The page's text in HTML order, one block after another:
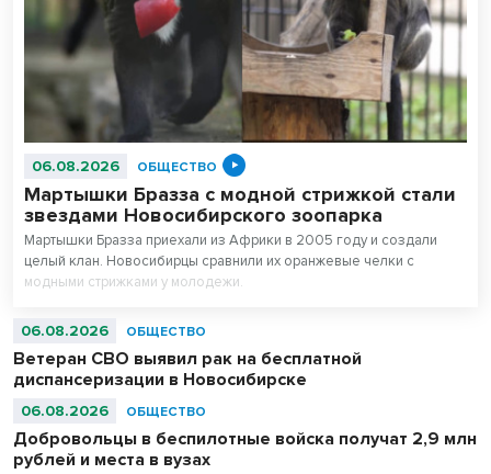
06.08.2026 ОБЩЕСТВО
Мартышки Бразза с модной стрижкой стали
звездами Новосибирского зоопарка
Мартышки Бразза приехали из Африки в 2005 году и создали
целый клан. Новосибирцы сравнили их оранжевые челки с
модными стрижками у молодежи.
06.08.2026 ОБЩЕСТВО
Ветеран СВО выявил рак на бесплатной
диспансеризации в Новосибирске
06.08.2026 ОБЩЕСТВО
Добровольцы в беспилотные войска получат 2,9 млн
рублей и места в вузах